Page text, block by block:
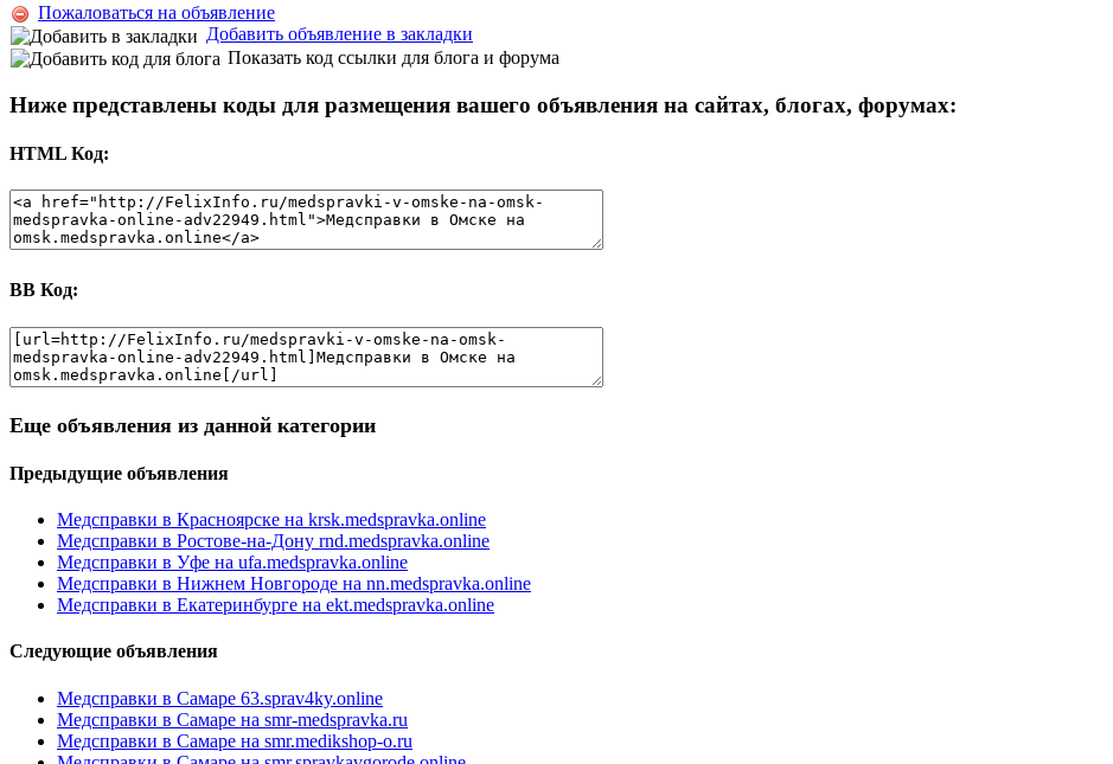
Пожаловаться на объявление
Добавить объявление в закладки
Показать код ссылки для блога и форума
Ниже представлены коды для размещения вашего объявления на сайтах, блогах, форумах:
HTML Код:
BB Код:
Еще объявления из данной категории
Предыдущие объявления
Медсправки в Красноярске на krsk.medspravka.online
Медсправки в Ростове-на-Дону rnd.medspravka.online
Медсправки в Уфе на ufa.medspravka.online
Медсправки в Нижнем Новгороде на nn.medspravka.online
Медсправки в Екатеринбурге на ekt.medspravka.online
Следующие объявления
Медсправки в Самаре 63.sprav4ky.online
Медсправки в Самаре на smr-medspravka.ru
Медсправки в Самаре на smr.medikshop-o.ru